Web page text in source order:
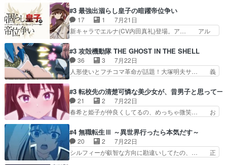
にイルドアの大佐がサラマン… 直属の部下ですら
戦争継続派か。。戦争は始… 「（あの量の差が気
になるッ!!!）」ジェ…
由、アメリカ、日本人、国語教師＋新たな… ナデ
ィー（大和撫子、やまと100Girl… 美しすぎる美
しいに美しいは美しすぎてうっ… 25)BP○さん見
逃して26)最高の機能… 前任退職、後任の教師ナ
恋太郎正解らしい… ①次の新キャラは後任の国語
教師…フラグを… どうしてもルー大柴が頭を横切
る新ヒロイン…
#3 最強出涸らし皇子の暗躍帝位争い
17 1
7月21日
新キャラでエルナ(CV内田真礼)登場。ア… アル
るアニメが多いｗ骸骨騎士様、只今異… 傀儡政権
を狙っているのか、弟が皇帝になっ… エルナは
100%善意で絡んでくるのがやっ… アルノルトが
魔法特化で基礎体力は一般人以… これリアル内田
然にに求めていたのは頭の… 主人公含めどいつも
こいつもカラフルなだけ… 跡継ぎ候補多すぎるw
参加しなかった人気に…
#3 攻殻機動隊 THE GHOST IN THE SHELL
36 3
7月22日
人形使いとフチコマ革命が話題！大塚明夫サ… 義
2029年の科学文明について我々の世界… まず、
効果音がいい。私が思うに、銃撃戦が… いきなり
のハラハラ感。犯人をどんどん追い… 擬似記憶な
の本物なのか分からないと思う？… をバンダイチ
OVAならアリかな。ICT… 冒頭のアクションから
釘付けだった。皆人形… ひとつの単体の作品とし
ては悪くないと思い…
#3 転校先の清楚可憐な美少女が、昔男子と思って一
21 2
7月22日
春希と姫子が仲良くしてるの、めっちゃ微笑… お
堂さんが女性だってことみんな知らなか… 姫子さ
んと三岳さんがラストに姫子さんのお… 初めて夜
のコンビニに行った隼人と姫子は偶… こういう学
園物のラブコメ元々好きだから設… にしても妹は
#4 無職転生Ⅲ ～異世界行ったら本気だす～
20 2
7月22日
シルフィーが叡智な方向に勘違いしてたの、… 正